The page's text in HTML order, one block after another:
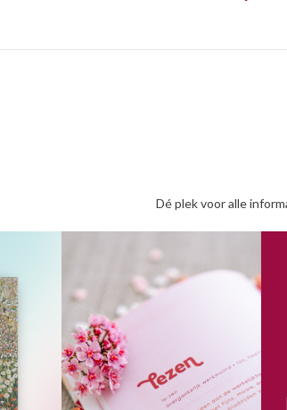
Dé plek voor alle